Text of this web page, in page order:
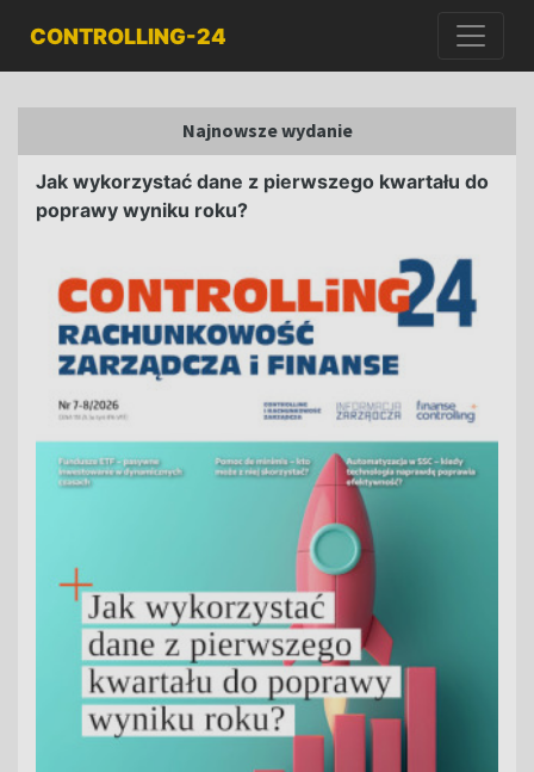
CONTROLLING-24
Najnowsze wydanie
Jak wykorzystać dane z pierwszego kwartału do
poprawy wyniku roku?